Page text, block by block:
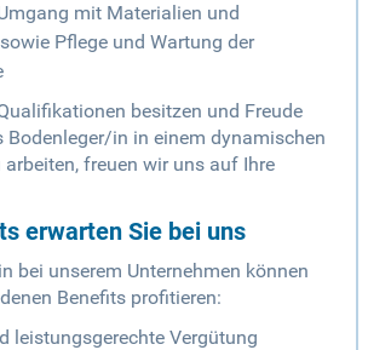
mit Materialien und
Pflege und Wartung der
besitzen und Freude
Bodenleger/in in einem dynamischen
arbeiten, freuen wir uns auf Ihre
erwarten Sie bei uns
bei unserem Unternehmen können
Benefits profitieren:
leistungsgerechte Vergütung